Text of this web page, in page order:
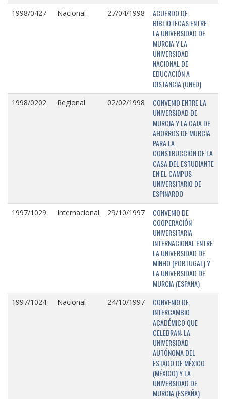
1998/0427 Nacional 27/04/1998
ACUERDO DE
BIBLIOTECAS ENTRE
LA UNIVERSIDAD DE
MURCIA Y LA
UNIVERSIDAD
NACIONAL DE
EDUCACIÓN A
DISTANCIA (UNED)
1998/0202 Regional 02/02/1998
CONVENIO ENTRE LA
UNIVERSIDAD DE
MURCIA Y LA CAJA DE
AHORROS DE MURCIA
PARA LA
CONSTRUCCIÓN DE LA
CASA DEL ESTUDIANTE
EN EL CAMPUS
UNIVERSITARIO DE
ESPINARDO
1997/1029 Internacional 29/10/1997
CONVENIO DE
COOPERACIÓN
UNIVERSITARIA
INTERNACIONAL ENTRE
LA UNIVERSIDAD DE
MINHO (PORTUGAL) Y
LA UNIVERSIDAD DE
MURCIA (ESPAÑA)
1997/1024 Nacional 24/10/1997
CONVENIO DE
INTERCAMBIO
ACADÉMICO QUE
CELEBRAN: LA
UNIVERSIDAD
AUTÓNOMA DEL
ESTADO DE MÉXICO
(MÉXICO) Y LA
UNIVERSIDAD DE
MURCIA (ESPAÑA)